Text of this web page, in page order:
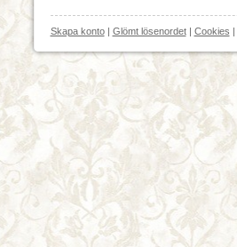
Skapa konto| Glömt lösenordet| Cookies |